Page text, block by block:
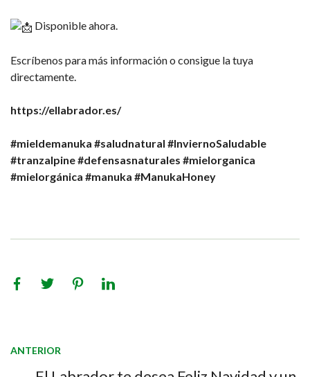
Disponible ahora.
Escríbenos para más información o consigue la tuya
directamente.
https://ellabrador.es/
#mieldemanuka #saludnatural #InviernoSaludable
#tranzalpine#defensasnaturales #mielorganica
#mielorgánica #manuka #ManukaHoney
ANTERIOR